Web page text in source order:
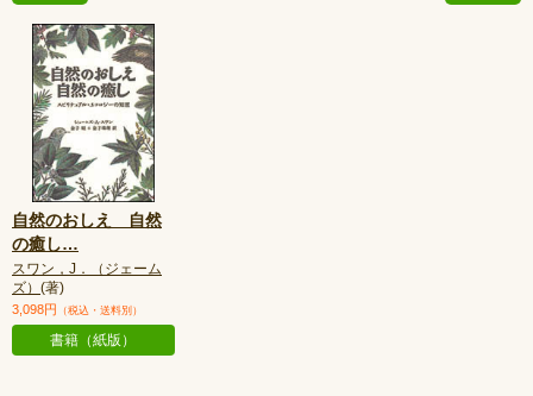
自然のおしえ 自然
の癒し…
スワン，J．（ジェーム
ズ） (著)
3,098円 （税込・送料別）
書籍（紙版）